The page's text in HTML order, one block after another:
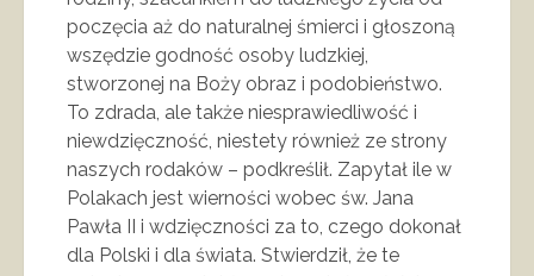
poczęcia aż do naturalnej śmierci i głoszoną
wszędzie godność osoby ludzkiej,
stworzonej na Boży obraz i podobieństwo.
To zdrada, ale także niesprawiedliwość i
niewdzięczność, niestety również ze strony
naszych rodaków – podkreślił. Zapytał ile w
Polakach jest wierności wobec św. Jana
Pawła II i wdzięczności za to, czego dokonał
dla Polski i dla świata. Stwierdził, że te